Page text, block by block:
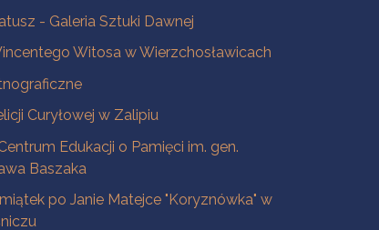
- Galeria Sztuki Dawnej
Witosa w Wierzchosławicach
Curyłowej w Zalipiu
Edukacji o Pamięci im. gen.
Baszaka
po Janie Matejce "Koryznówka" w